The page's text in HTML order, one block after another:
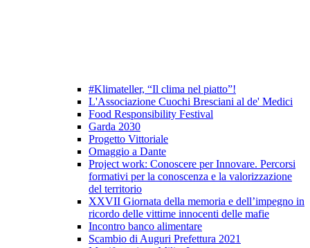
#Klimateller, “Il clima nel piatto”!
L'Associazione Cuochi Bresciani al de' Medici
Food Responsibility Festival
Garda 2030
Progetto Vittoriale
Omaggio a Dante
Project work: Conoscere per Innovare. Percorsi
formativi per la conoscenza e la valorizzazione
del territorio
XXVII Giornata della memoria e dell’impegno in
ricordo delle vittime innocenti delle mafie
Incontro banco alimentare
Scambio di Auguri Prefettura 2021